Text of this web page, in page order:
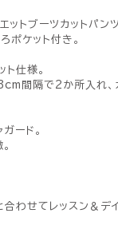
トブーツカットパン
ポケット付き。
仕様。
間隔で2か所入れ、
ード。
合わせてレッスン＆デ